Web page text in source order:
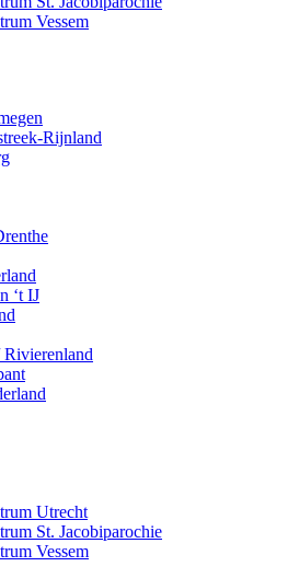
Vessem
Rijnland
‘t IJ
Utrecht
St. Jacobiparochie
Vessem